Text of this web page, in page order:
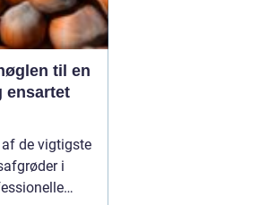
ensartet
af de vigtigste
i